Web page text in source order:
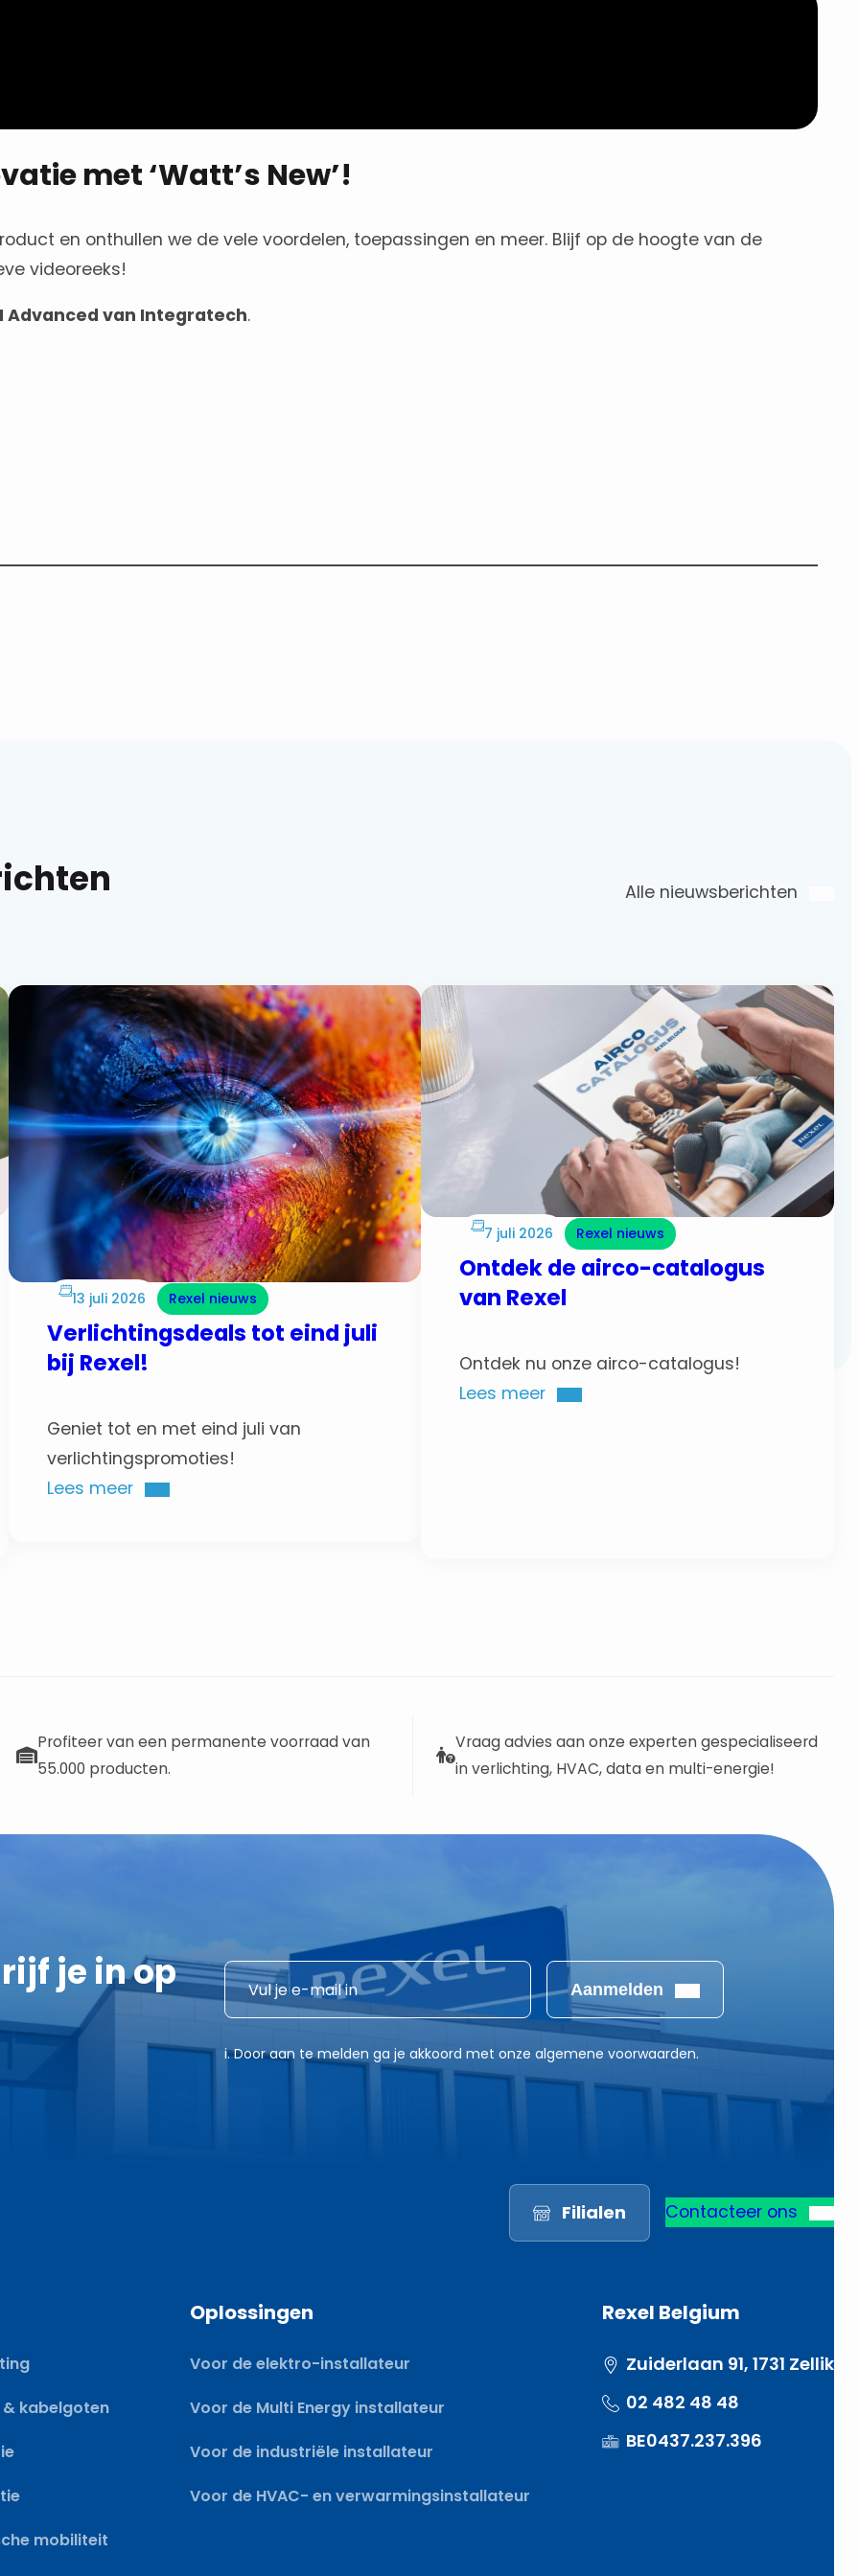
met ‘Watt’s New’!
en onthullen we de vele voordelen, toepassingen en meer. Blijf op de hoogte van de
videoreeks!
Advanced van Integratech.
Alle nieuwsberichten
13 juli 2026 Rexel nieuws
Verlichtingsdeals tot eind juli
bij Rexel!
Geniet tot en met eind juli van
verlichtingspromoties!
Lees meer
7 juli 2026 Rexel nieuws
Ontdek de airco-catalogus
van Rexel
Ontdek nu onze airco-catalogus!
Lees meer
Profiteer van een permanente voorraad van
55.000 producten.
Vraag advies aan onze experten gespecialiseerd
in verlichting, HVAC, data en multi-energie!
je in op
E
-
m
a
-
a
l
E
-
a
Aanmelden
i. Door aan te melden ga je akkoord met onze algemene voorwaarden.
Filialen Contacteer ons
& kabelgoten
mobiliteit
Oplossingen
Voor de elektro-installateur
Voor de Multi Energy installateur
Voor de industriële installateur
Voor de HVAC- en verwarmingsinstallateur
Rexel Belgium
Zuiderlaan 91, 1731 Zellik
02 482 48 48
BE0437.237.396